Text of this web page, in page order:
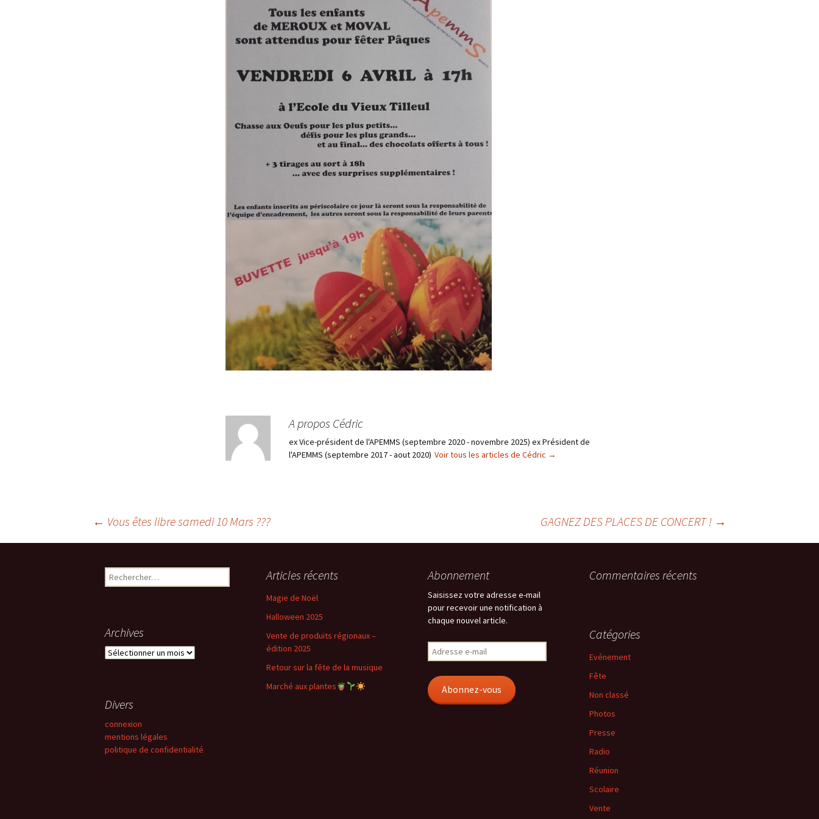
A propos Cédric
ex Vice-président de l'APEMMS (septembre 2020 - novembre 2025) ex Président de
l'APEMMS (septembre 2017 - aout 2020) Voir tous les articles de Cédric →
Navigation
← Vous êtes libre samedi 10 Mars ??? GAGNEZ DES PLACES DE CONCERT ! →
Rechercher : Articles récents
Magie de Noël
Halloween 2025
Vente de produits régionaux –
édition 2025
Retour sur la fête de la musique
Marché aux plantes
Abonnement
Saisissez votre adresse e-mail
pour recevoir une notification à
chaque nouvel article.
Adresse
e-
Abonnez-vous
Commentaires récents
Archives
Archives
Catégories
Evénement
Fête
Non classé
Photos
Presse
Radio
Réunion
Scolaire
Vente
Divers
connexion
mentions légales
politique de confidentialité